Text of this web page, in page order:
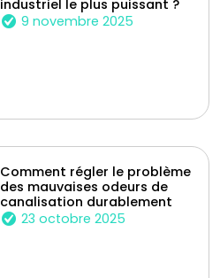
industriel le plus puissant ?
9 novembre 2025
Comment régler le problème
des mauvaises odeurs de
canalisation durablement
23 octobre 2025